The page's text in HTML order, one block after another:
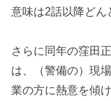
意味は2話以降どん
さらに同年の窪田
は、（警備の）現
業の方に熱意を傾